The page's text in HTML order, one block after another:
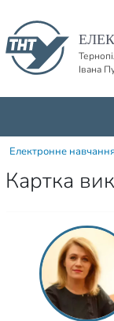
Івана
Електронне
Картка